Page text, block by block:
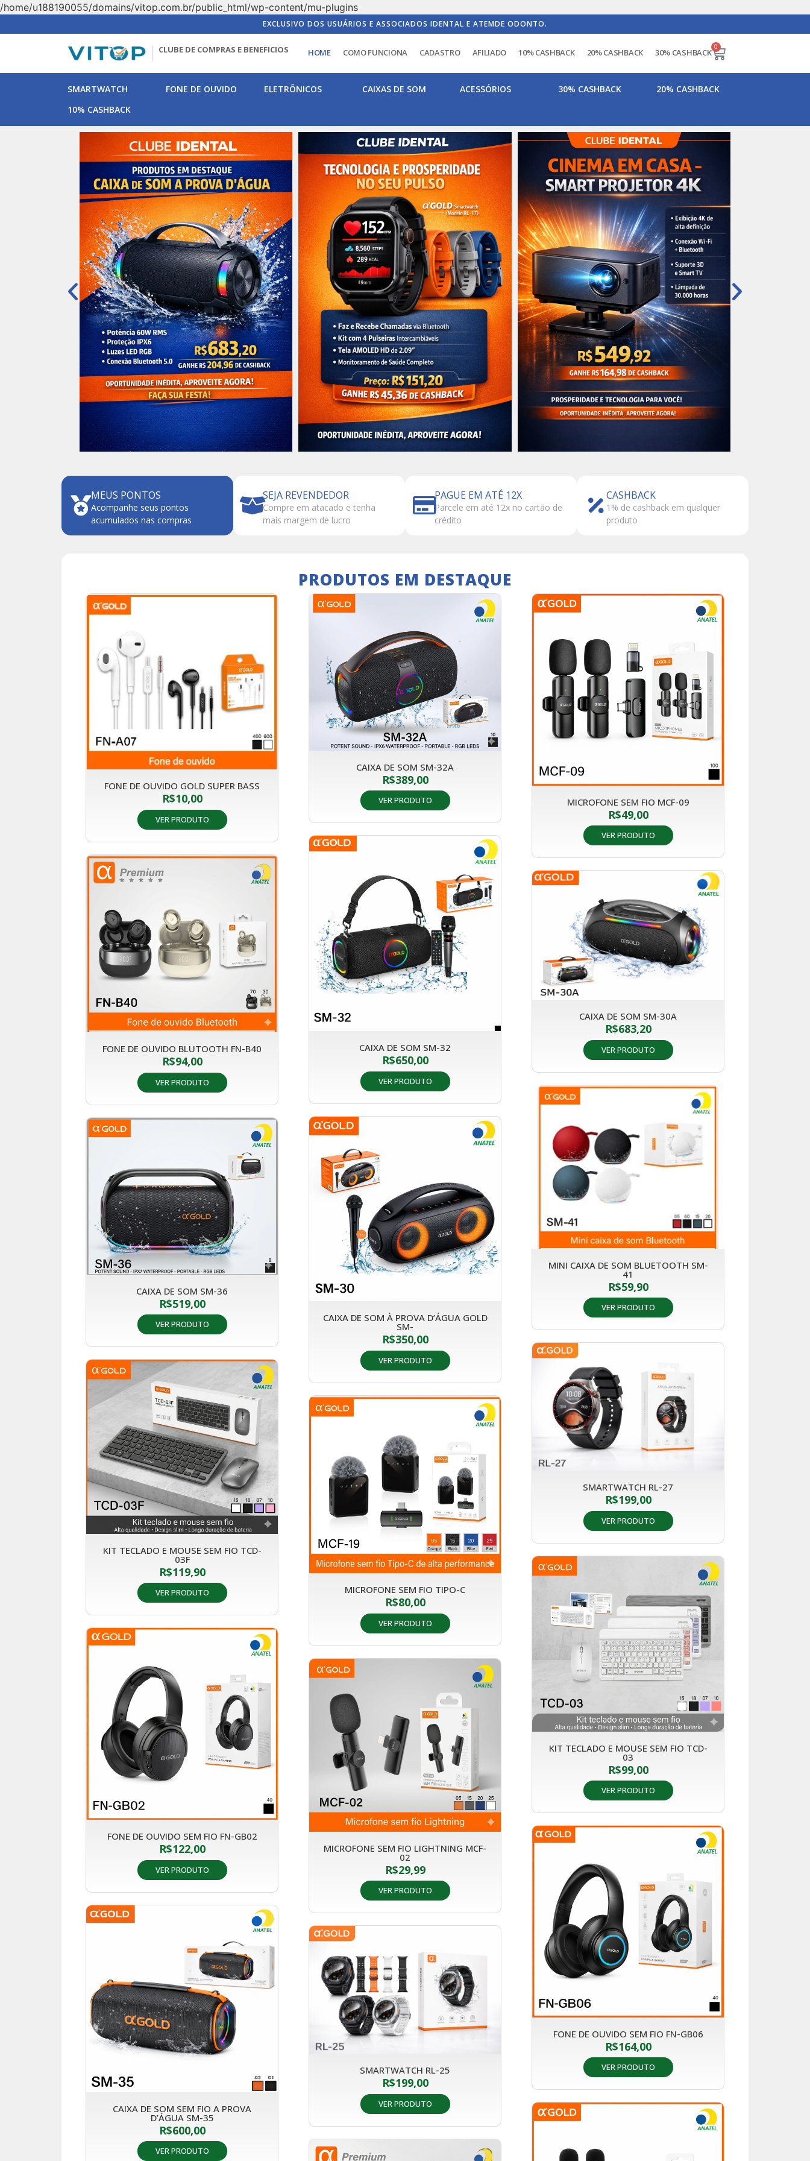
/home/u188190055/domains/vitop.com.br/public_html/wp-content/mu-plugins
EXCLUSIVO DOS USUÁRIOS E ASSOCIADOS IDENTAL E ATEMDE ODONTO.
CLUBE DE COMPRAS E BENEFICIOS HOME COMO FUNCIONA CADASTRO AFILIADO 10% CASHBACK 20% CASHBACK 30% CASHBACK
0
SMARTWATCH FONE DE OUVIDO ELETRÔNICOS CAIXAS DE SOM ACESSÓRIOS 30% CASHBACK
20% CASHBACK
10% CASHBACK
MEUS PONTOS
Acompanhe seus pontos
acumulados nas compras
SEJA REVENDEDOR
Compre em atacado e tenha
mais margem de lucro
PAGUE EM ATÉ 12X
Parcele em até 12x no cartão de
crédito
CASHBACK
1% de cashback em qualquer
produto
PRODUTOS EM DESTAQUE
FONE DE OUVIDO GOLD SUPER BASS
R$10,00
VER PRODUTO
CAIXA DE SOM SM-32A
R$389,00
VER PRODUTO MICROFONE SEM FIO MCF-09
R$49,00
VER PRODUTO
FONE DE OUVIDO BLUTOOTH FN-B40
R$94,00
VER PRODUTO
CAIXA DE SOM SM-32
R$650,00
VER PRODUTO
CAIXA DE SOM SM-30A
R$683,20
VER PRODUTO
CAIXA DE SOM SM-36
R$519,00
VER PRODUTO
CAIXA DE SOM À PROVA D’ÁGUA GOLD
SM-
R$350,00
VER PRODUTO
MINI CAIXA DE SOM BLUETOOTH SM-
41
R$59,90
VER PRODUTO
KIT TECLADO E MOUSE SEM FIO TCD-
03F
R$119,90
VER PRODUTO MICROFONE SEM FIO TIPO-C
R$80,00
VER PRODUTO
SMARTWATCH RL-27
R$199,00
VER PRODUTO
FONE DE OUVIDO SEM FIO FN-GB02
R$122,00
VER PRODUTO
MICROFONE SEM FIO LIGHTNING MCF-
02
R$29,99
VER PRODUTO
KIT TECLADO E MOUSE SEM FIO TCD-
03
R$99,00
VER PRODUTO
CAIXA DE SOM SEM FIO A PROVA
D’ÁGUA SM-35
R$600,00
VER PRODUTO
SMARTWATCH RL-25
R$199,00
VER PRODUTO
FONE DE OUVIDO SEM FIO FN-GB06
R$164,00
VER PRODUTO